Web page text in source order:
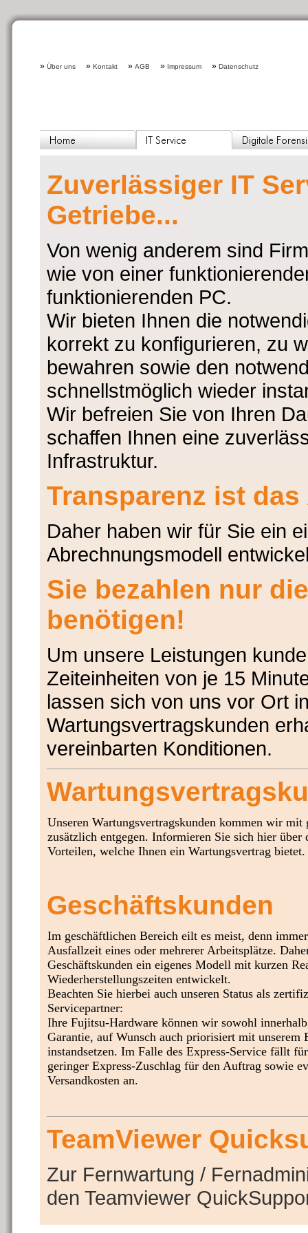
» Über uns » Kontakt » AGB » Impressum » Datenschutz
Zuverlässiger IT
Getriebe...
Von wenig anderem sind
wie von einer
funktionierenden PC.
Wir bieten Ihnen die
korrekt zu konfigurieren, zu
bewahren sowie den
schnellstmöglich wieder
Wir befreien Sie von Ihren
schaffen Ihnen eine
Infrastruktur.
Transparenz ist das
Daher haben wir für Sie ein
Abrechnungsmodell
Sie bezahlen nur
benötigen!
Um unsere Leistungen
Zeiteinheiten von je 15
lassen sich von uns vor Ort
Wartungsvertragskunden
vereinbarten Konditionen.
Unseren Wartungsvertragskunden kommen wir mit
zusätzlich entgegen. Informieren Sie sich hier über
Vorteilen, welche Ihnen ein Wartungsvertrag bietet.
Geschäftskunden
Im geschäftlichen Bereich eilt es meist, denn
Ausfallzeit eines oder mehrerer Arbeitsplätze.
Geschäftskunden ein eigenes Modell mit kurzen
Wiederherstellungszeiten entwickelt.
Beachten Sie hierbei auch unseren Status als
Servicepartner:
Ihre Fujitsu-Hardware können wir sowohl
Garantie, auf Wunsch auch priorisiert mit unserem
instandsetzen. Im Falle des Express-Service fällt
geringer Express-Zuschlag für den Auftrag sowie
Versandkosten an.
TeamViewer
Zur Fernwartung /
den Teamviewer